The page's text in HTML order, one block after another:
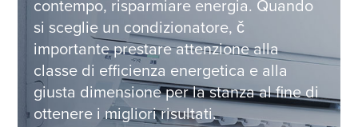
contempo, risparmiare energia. Quando
si sceglie un condizionatore, č
importante prestare attenzione alla
classe di efficienza energetica e alla
giusta dimensione per la stanza al fine di
ottenere i migliori risultati.